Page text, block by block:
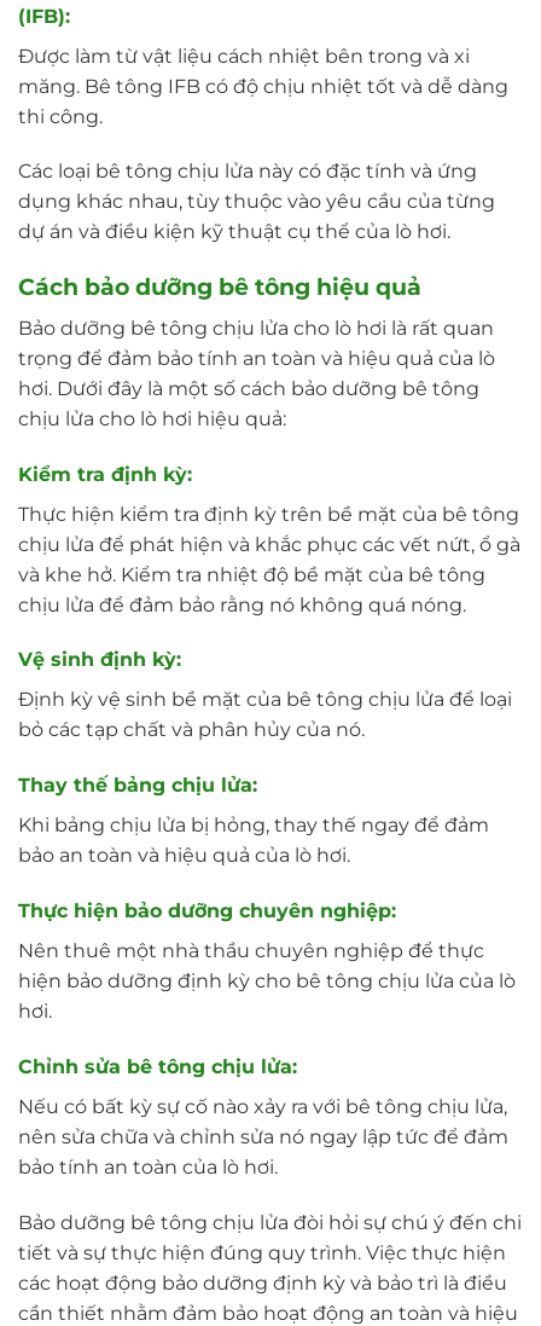
(IFB):
Được làm từ vật liệu cách nhiệt bên trong và xi
măng. Bê tông IFB có độ chịu nhiệt tốt và dễ dàng
thi công.
Các loại bê tông chịu lửa này có đặc tính và ứng
dụng khác nhau, tùy thuộc vào yêu cầu của từng
dự án và điều kiện kỹ thuật cụ thể của lò hơi.
Cách bảo dưỡng bê tông hiệu quả
Bảo dưỡng bê tông chịu lửa cho lò hơi là rất quan
trọng để đảm bảo tính an toàn và hiệu quả của lò
hơi. Dưới đây là một số cách bảo dưỡng bê tông
chịu lửa cho lò hơi hiệu quả:
Kiểm tra định kỳ:
Thực hiện kiểm tra định kỳ trên bề mặt của bê tông
chịu lửa để phát hiện và khắc phục các vết nứt, ổ gà
và khe hở. Kiểm tra nhiệt độ bề mặt của bê tông
chịu lửa để đảm bảo rằng nó không quá nóng.
Vệ sinh định kỳ:
Định kỳ vệ sinh bề mặt của bê tông chịu lửa để loại
bỏ các tạp chất và phân hủy của nó.
Thay thế bảng chịu lửa:
Khi bảng chịu lửa bị hỏng, thay thế ngay để đảm
bảo an toàn và hiệu quả của lò hơi.
Thực hiện bảo dưỡng chuyên nghiệp:
Nên thuê một nhà thầu chuyên nghiệp để thực
hiện bảo dưỡng định kỳ cho bê tông chịu lửa của lò
hơi.
Chỉnh sửa bê tông chịu lửa:
Nếu có bất kỳ sự cố nào xảy ra với bê tông chịu lửa,
nên sửa chữa và chỉnh sửa nó ngay lập tức để đảm
bảo tính an toàn của lò hơi.
Bảo dưỡng bê tông chịu lửa đòi hỏi sự chú ý đến chi
tiết và sự thực hiện đúng quy trình. Việc thực hiện
các hoạt động bảo dưỡng định kỳ và bảo trì là điều
cần thiết nhằm đảm bảo hoạt động an toàn và hiệu